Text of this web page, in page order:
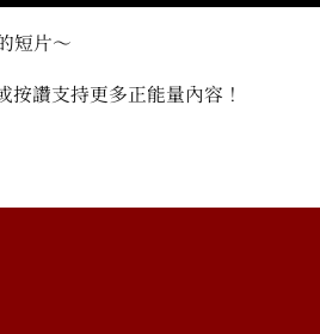
短片～
讚支持更多正能量內容！